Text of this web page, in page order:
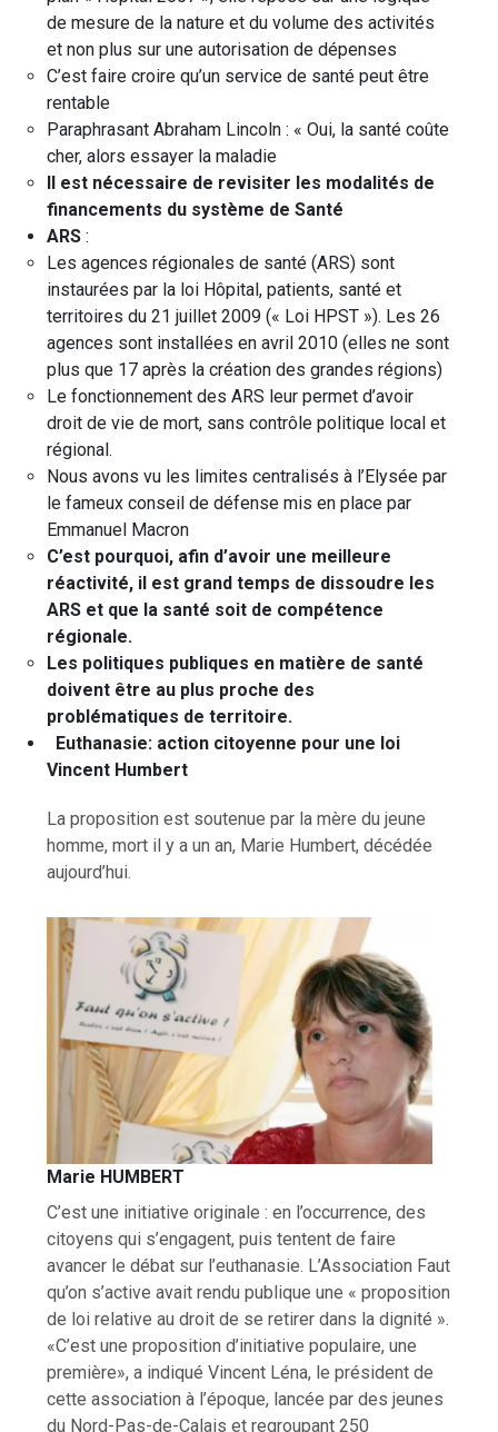
de mesure de la nature et du volume des activités
et non plus sur une autorisation de dépenses
C’est faire croire qu’un service de santé peut être
rentable
Paraphrasant Abraham Lincoln : « Oui, la santé coûte
cher, alors essayer la maladie
Il est nécessaire de revisiter les modalités de
financements du système de Santé
ARS :
Les agences régionales de santé (ARS) sont
instaurées par la loi Hôpital, patients, santé et
territoires du 21 juillet 2009 (« Loi HPST »). Les 26
agences sont installées en avril 2010 (elles ne sont
plus que 17 après la création des grandes régions)
Le fonctionnement des ARS leur permet d’avoir
droit de vie de mort, sans contrôle politique local et
régional.
Nous avons vu les limites centralisés à l’Elysée par
le fameux conseil de défense mis en place par
Emmanuel Macron
C’est pourquoi, afin d’avoir une meilleure
réactivité, il est grand temps de dissoudre les
ARS et que la santé soit de compétence
régionale.
Les politiques publiques en matière de santé
doivent être au plus proche des
problématiques de territoire.
Euthanasie: action citoyenne pour une loi
Vincent Humbert
La proposition est soutenue par la mère du jeune
homme, mort il y a un an, Marie Humbert, décédée
aujourd’hui.
Marie HUMBERT
C’est une initiative originale : en l’occurrence, des
citoyens qui s’engagent, puis tentent de faire
avancer le débat sur l’euthanasie. L’Association Faut
qu’on s’active avait rendu publique une « proposition
de loi relative au droit de se retirer dans la dignité ».
«C’est une proposition d’initiative populaire, une
première», a indiqué Vincent Léna, le président de
cette association à l’époque, lancée par des jeunes
du Nord-Pas-de-Calais et regroupant 250